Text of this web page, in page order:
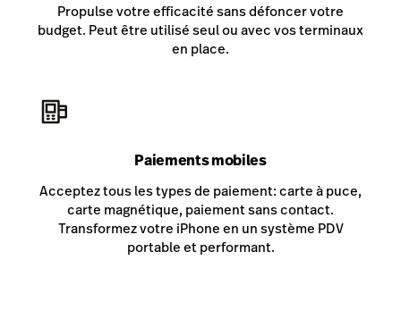
Propulse votre efficacité sans défoncer votre
budget. Peut être utilisé seul ou avec vos terminaux
en place.
Paiements mobiles
Acceptez tous les types de paiement: carte à puce,
carte magnétique, paiement sans contact.
Transformez votre iPhone en un système PDV
portable et performant.